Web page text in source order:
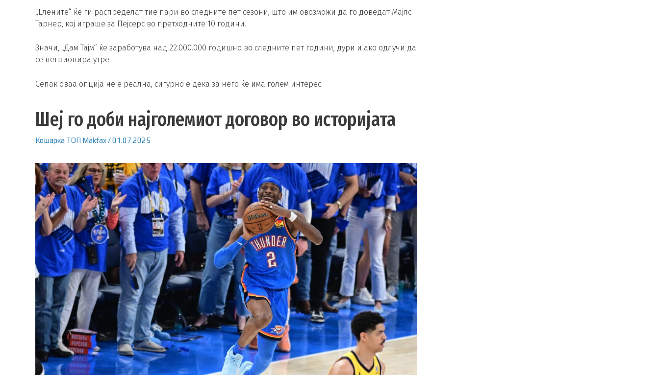
„Елените“ ќе ги распределат тие пари во следните пет сезони, што им овозможи да го доведат Мајлс
Тарнер, кој играше за Пејсерс во претходните 10 години.
Значи, „Дам Тајм“ ќе заработува над 22.000.000 годишно во следните пет години, дури и ако одлучи да
се пензионира утре.
Сепак оваа опција не е реална, сигурно е дека за него ќе има голем интерес.
Шеј го доби најголемиот договор во историјата
Кошарка ТОП Makfax/01.07.2025